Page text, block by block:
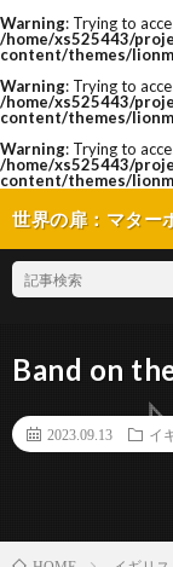
Warning: Trying to
/home/xs525443/
content/themes/
Warning: Trying to
/home/xs525443/
content/themes/
Warning: Trying to
/home/xs525443/
content/themes/
世界の扉：マター
Band on
2023.09.13 イ